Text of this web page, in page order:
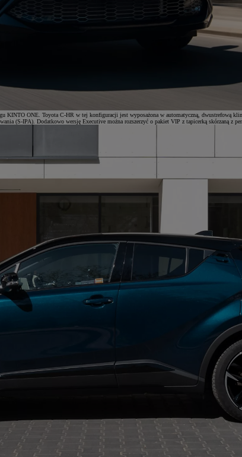
ONE. Toyota C-HR w tej konfiguracji jest wyposażona w automatyczną, dwustrefową
(S-IPA). Dodatkowo wersję Executive można rozszerzyć o pakiet VIP z tapicerką skórzaną z